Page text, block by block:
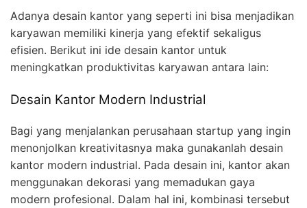
Adanya desain kantor yang seperti ini bisa menjadikan
karyawan memiliki kinerja yang efektif sekaligus
efisien. Berikut ini ide desain kantor untuk
meningkatkan produktivitas karyawan antara lain:
Desain Kantor Modern Industrial
Bagi yang menjalankan perusahaan startup yang ingin
menonjolkan kreativitasnya maka gunakanlah desain
kantor modern industrial. Pada desain ini, kantor akan
menggunakan dekorasi yang memadukan gaya
modern profesional. Dalam hal ini, kombinasi tersebut